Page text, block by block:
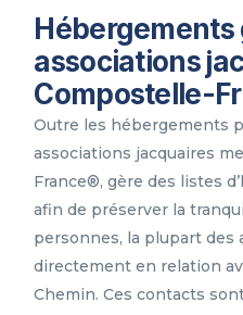
Hébergements
associations
Compostelle-
Outre les hébergements
associations jacquaires
France®, gère des listes
afin de préserver la
personnes, la plupart
directement en relation
Chemin. Ces contacts